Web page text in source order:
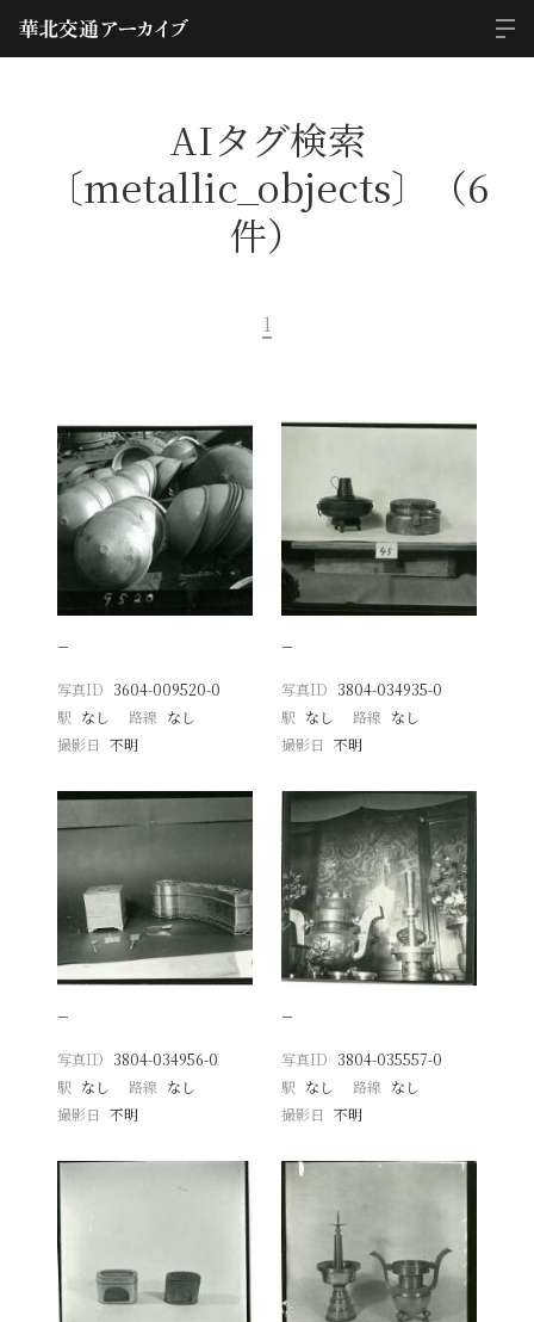
AIタグ検索
〔metallic_objects〕（6
件）
1
−
写真ID 3604-009520-0
駅 なし 路線 なし
撮影日
不明
−
写真ID 3804-034935-0
駅 なし 路線 なし
撮影日 不明
−
写真ID 3804-034956-0
駅 なし 路線 なし
撮影日
不明
−
写真ID 3804-035557-0
駅 なし 路線 なし
撮影日 不明